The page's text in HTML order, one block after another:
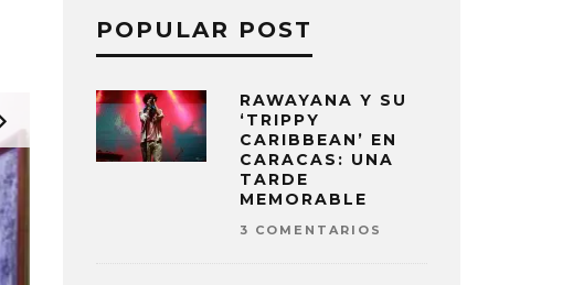
POPULAR POST
RAWAYANA Y SU
‘TRIPPY
CARIBBEAN’ EN
CARACAS: UNA
TARDE
MEMORABLE
3 COMENTARIOS